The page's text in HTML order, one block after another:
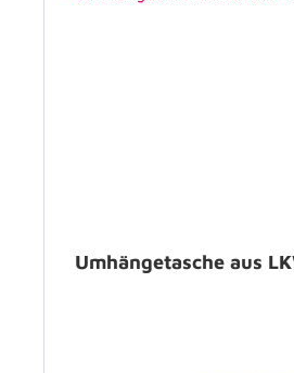
Umhängetasche aus